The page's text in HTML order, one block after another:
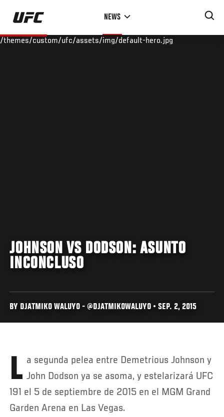
Skip
main
NEWS
/themes/custom/ufc/assets/img/default-hero.jpg
JOHNSON VS DODSON: ASUNTO
INCONCLUSO
BY DJATMIKO WALUYO - @DJATMIKOWALUYO • SEP. 2, 2015
La segunda pelea entre Demetrious Johnson y John Dodson ya se asoma, y estelarizará UFC
191 el 5 de septiembre de 2015 en el MGM Grand
Garden Arena en Las Vegas.